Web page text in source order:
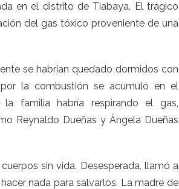
en el distrito de Tiabaya. El trágico
del gas tóxico proveniente de una
se habrían quedado dormidos con
la combustión se acumuló en el
familia habría respirando el gas,
Reynaldo Dueñas y Ángela Dueñas
sin vida. Desesperada, llamó a
nada para salvarlos. La madre de